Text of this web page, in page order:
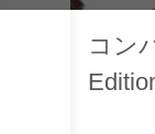
コン